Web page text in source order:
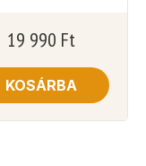
19 990 Ft
KOSÁRBA